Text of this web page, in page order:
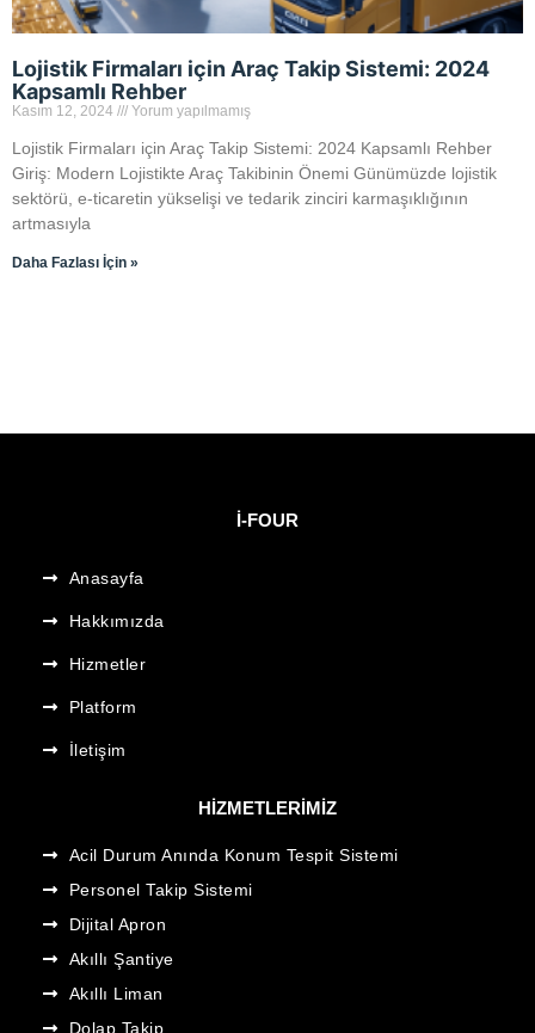
Lojistik Firmaları için Araç Takip Sistemi: 2024
Kapsamlı Rehber
Kasım 12, 2024 Yorum yapılmamış
Lojistik Firmaları için Araç Takip Sistemi: 2024 Kapsamlı Rehber
Giriş: Modern Lojistikte Araç Takibinin Önemi Günümüzde lojistik
sektörü, e-ticaretin yükselişi ve tedarik zinciri karmaşıklığının
artmasıyla
Daha Fazlası İçin »
I-FOUR
Anasayfa
Hakkımızda
Hizmetler
Platform
İletişim
HIZMETLERIMIZ
Acil Durum Anında Konum Tespit Sistemi
Personel Takip Sistemi
Dijital Apron
Akıllı Şantiye
Akıllı Liman
Dolap Takip